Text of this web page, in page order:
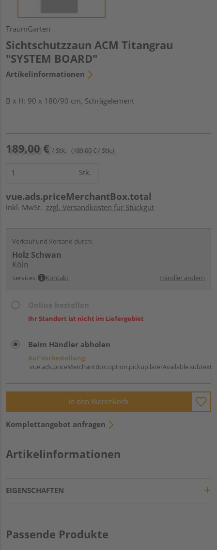
TraumGarten
Sichtschutzzaun ACM Titangrau
"SYSTEM BOARD"
Artikelinformationen
B x H: 90 x 180/90 cm, Schrägelement
189,00 € / Stk. (189,00 € / Stk.)
Stk.
vue.ads.priceMerchantBox.total
inkl. MwSt. zzgl. Versandkosten für Stückgut
Verkauf und Versand durch:
Holz Schwan
Köln
Services Kontakt Händler ändern
Ihr Standort ist nicht im Liefergebiet
Beim Händler abholen
Auf Vorbestellung:
vue.ads.priceMerchantBox.option.pickup.laterAvailable.subtext
In den Warenkorb
Komplettangebot anfragen
Artikelinformationen
EIGENSCHAFTEN
Passende Produkte